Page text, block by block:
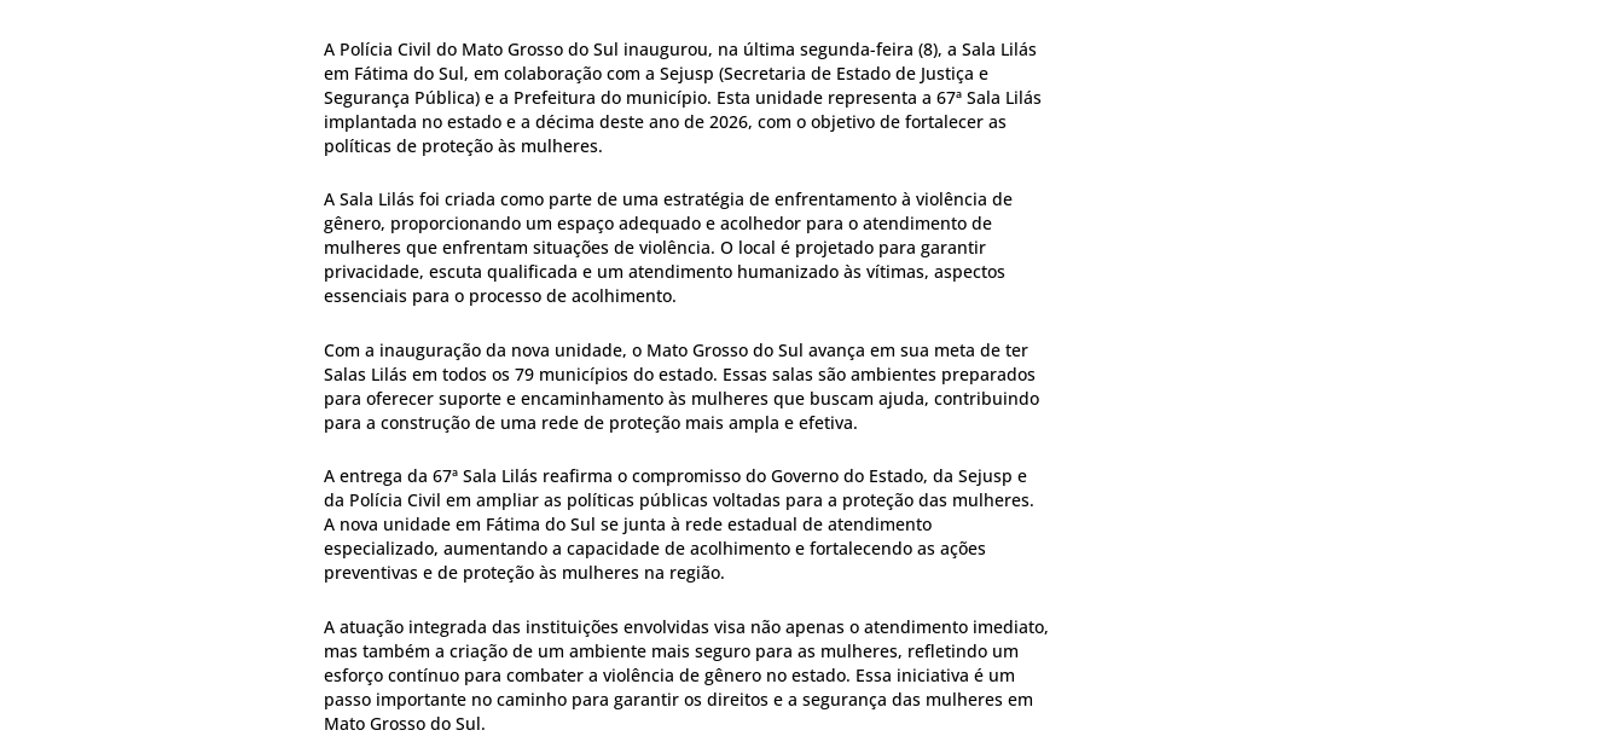
A Polícia Civil do Mato Grosso do Sul inaugurou, na última segunda-feira (8), a Sala Lilás
em Fátima do Sul, em colaboração com a Sejusp (Secretaria de Estado de Justiça e
Segurança Pública) e a Prefeitura do município. Esta unidade representa a 67ª Sala Lilás
implantada no estado e a décima deste ano de 2026, com o objetivo de fortalecer as
políticas de proteção às mulheres.
A Sala Lilás foi criada como parte de uma estratégia de enfrentamento à violência de
gênero, proporcionando um espaço adequado e acolhedor para o atendimento de
mulheres que enfrentam situações de violência. O local é projetado para garantir
privacidade, escuta qualificada e um atendimento humanizado às vítimas, aspectos
essenciais para o processo de acolhimento.
Com a inauguração da nova unidade, o Mato Grosso do Sul avança em sua meta de ter
Salas Lilás em todos os 79 municípios do estado. Essas salas são ambientes preparados
para oferecer suporte e encaminhamento às mulheres que buscam ajuda, contribuindo
para a construção de uma rede de proteção mais ampla e efetiva.
A entrega da 67ª Sala Lilás reafirma o compromisso do Governo do Estado, da Sejusp e
da Polícia Civil em ampliar as políticas públicas voltadas para a proteção das mulheres.
A nova unidade em Fátima do Sul se junta à rede estadual de atendimento
especializado, aumentando a capacidade de acolhimento e fortalecendo as ações
preventivas e de proteção às mulheres na região.
A atuação integrada das instituições envolvidas visa não apenas o atendimento imediato,
mas também a criação de um ambiente mais seguro para as mulheres, refletindo um
esforço contínuo para combater a violência de gênero no estado. Essa iniciativa é um
passo importante no caminho para garantir os direitos e a segurança das mulheres em
Mato Grosso do Sul.